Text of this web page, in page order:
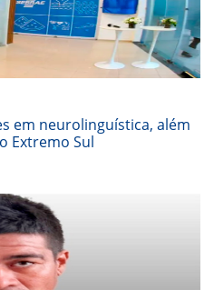
em neurolinguística, além
Extremo Sul